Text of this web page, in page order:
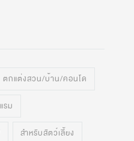
ตกแต่งสวน/บ้าน/คอนโด
รม
สำหรับสัตว์เลี้ยง